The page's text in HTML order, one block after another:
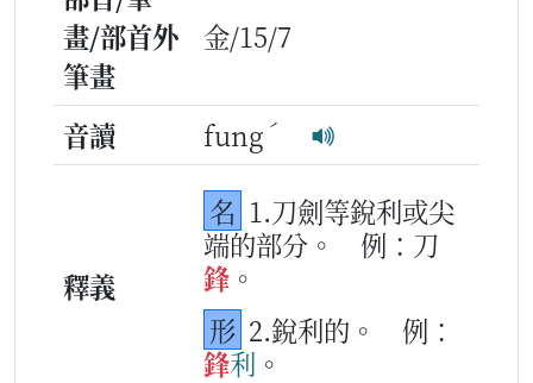
畫/部首外
筆畫
金/15/7
音讀 fung ˊ
釋義
名 1.刀劍等銳利或尖
端的部分。
例：刀
鋒 。
形 2.銳利的。
例：
鋒利 。